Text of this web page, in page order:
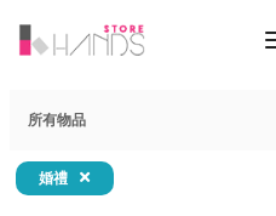
所有物品
婚禮